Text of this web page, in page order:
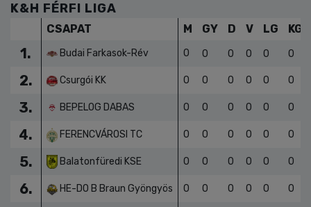
K&H FÉRFI LIGA
CSAPAT M GY D V LG KG
1. Budai Farkasok-Rév 0 0 0 0 0 0
2. Csurgói KK 0 0 0 0 0 0
3. BEPELOG DABAS 0 0 0 0 0 0
4. FERENCVÁROSI TC 0 0 0 0 0 0
5. Balatonfüredi KSE 0 0 0 0 0 0
6. HE-DO B Braun Gyöngyös 0 0 0 0 0 0